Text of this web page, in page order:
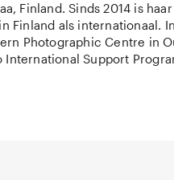
Finland. Sinds 2014 is
Finland als internationaal.
Photographic Centre in
Support